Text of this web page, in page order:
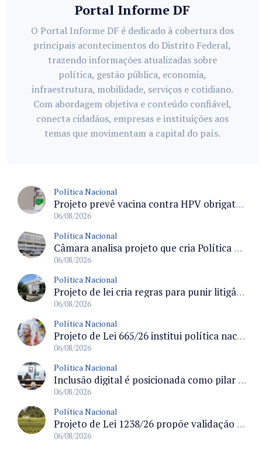
Portal Informe DF
O Portal Informe DF é dedicado à cobertura dos
principais acontecimentos do Distrito Federal,
trazendo informações atualizadas sobre
política, gestão pública, economia,
infraestrutura, mobilidade, serviços e cotidiano.
Com abordagem objetiva e conteúdo confiável,
conecta cidadãos, empresas e instituições aos
temas que movimentam a capital do país.
Política Nacional
Projeto prevê vacina contra HPV obrigatória e testes moleculares para rastreamento do câncer do colo do útero
06/08/2026
Política Nacional
Câmara analisa projeto que cria Política Nacional de Qualificação e Valorização da Preceptoria na Residência Médica
06/08/2026
Política Nacional
Projeto de lei cria regras para punir litigância abusiva reversa e integrar sistemas do Judiciário
06/08/2026
Política Nacional
Projeto de Lei 665/26 institui política nacional para prevenção ao transfeminicídio e prevê medidas de proteção e reparação
06/08/2026
Política Nacional
Inclusão digital é posicionada como pilar essencial da reurbanização de favelas e periferias
06/08/2026
Política Nacional
Projeto de Lei 1238/26 propõe validação automática do Cadastro Ambiental Rural para imóveis de até quatro módulos fiscais
06/08/2026